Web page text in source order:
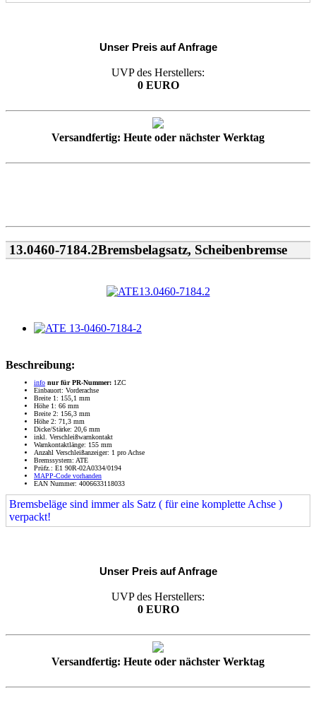
Unser Preis auf Anfrage
UVP des Herstellers:
0 EURO
Versandfertig: Heute oder nächster Werktag
13.0460-7184.2Bremsbelagsatz, Scheibenbremse
Beschreibung:
info nur für PR-Nummer: 1ZC
Einbauort: Vorderachse
Breite 1: 155,1 mm
Höhe 1: 66 mm
Breite 2: 156,3 mm
Höhe 2: 71,3 mm
Dicke/Stärke: 20,6 mm
inkl. Verschleißwarnkontakt
Warnkontaktlänge: 155 mm
Anzahl Verschleißanzeiger: 1 pro Achse
Bremssystem: ATE
Prüfz.: E1 90R-02A0334/0194
MAPP-Code vorhanden
EAN Nummer: 4006633118033
Bremsbeläge sind immer als Satz ( für eine komplette Achse )
verpackt!
Unser Preis auf Anfrage
UVP des Herstellers:
0 EURO
Versandfertig: Heute oder nächster Werktag